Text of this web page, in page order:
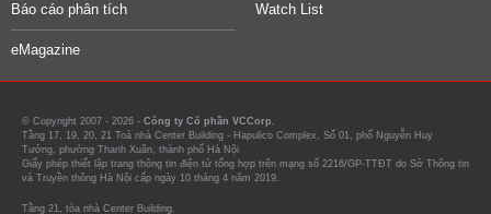
Báo cáo phân tích Watch List
eMagazine
© Copyright 2007 - 2026 - Công ty Cổ phần VCCorp.
Tầng 17, 19, 20, 21 Toà nhà Center Building - Hapulico Complex, Số 01, phố Nguyễn Huy
Tưởng, phường Thanh Xuân, thành phố Hà Nội
Giấy phép thiết lập trang thông tin điện tử tổng hợp trên mạng số 2216/GP-TTĐT do Sở Thông tin
và Truyền thông Hà Nội cấp ngày 10 tháng 4 năm 2019.
Tầng 21, tòa nhà Center Building.